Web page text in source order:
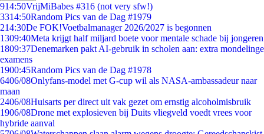
914:50VrijMiBabes #316 (not very sfw!)
3314:50Random Pics van de Dag #1979
214:30De FOK!Voetbalmanager 2026/2027 is begonnen
1309:40Meta krijgt half miljard boete voor mentale schade bij jongeren
1809:37Denemarken pakt AI-gebruik in scholen aan: extra mondelinge
examens
1900:45Random Pics van de Dag #1978
6406/08Onlyfans-model met G-cup wil als NASA-ambassadeur naar
maan
2406/08Huisarts per direct uit vak gezet om ernstig alcoholmisbruik
1906/08Drone met explosieven bij Duits vliegveld voedt vrees voor
hybride aanval